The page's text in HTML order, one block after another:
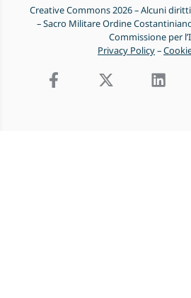
Creative Commons 2026 – Alcuni
– Sacro Militare Ordine
Commissione per
Privacy Policy–